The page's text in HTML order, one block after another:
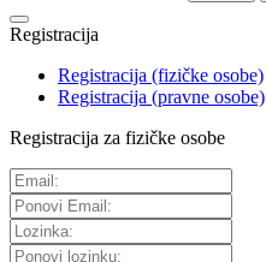
Registracija
Registracija (fizičke osobe)
Registracija (pravne osobe)
Registracija za fizičke osobe